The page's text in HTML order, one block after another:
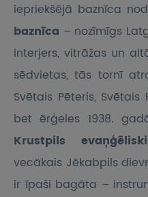
iepriekšējā baznīca
baznīca – nozīmīgs
interjers, vitrāžas un
sēdvietas, tās tornī
Svētais Pēteris, Svētais
bet ērģeles 1938.
Krustpils
vecākais Jēkabpils
ir īpaši bagāta –